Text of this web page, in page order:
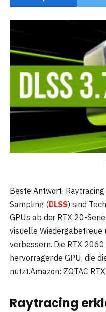
Beste Antwort:
Sampling (DLSS) sind
GPUs ab der RTX 20-
visuelle Wiedergabetreue
verbessern. Die RTX 2060
hervorragende GPU, die
nutzt.Amazon: ZOTAC
Raytracing